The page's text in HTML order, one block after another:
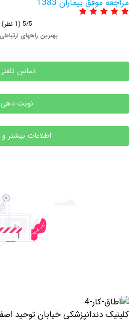
بهترین راههای ارتباطی این دکتر
تماس تلفنی
نوبت دهی
اطلاعات بیشتر و آدرس
خیابان توحید اصفهان